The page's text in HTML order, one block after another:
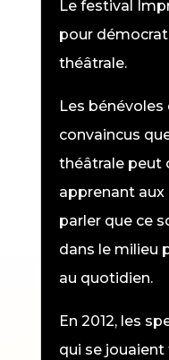
Le festival
pour
théâtrale.
Les
convaincus
théâtrale peut
apprenant aux
parler que ce
dans le milieu
au quotidien.
En 2012, les
qui se